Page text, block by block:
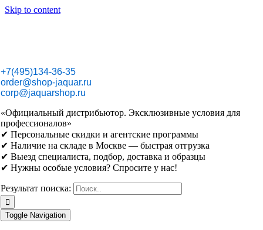
Skip to content
+7(495)134-36-35
order@shop-jaquar.ru
corp@jaquarshop.ru
«Официальный дистрибьютор. Эксклюзивные условия для
профессионалов»
✔ Персональные скидки и агентские программы
✔ Наличие на складе в Москве — быстрая отгрузка
✔ Выезд специалиста, подбор, доставка и образцы
✔ Нужны особые условия? Спросите у нас!
Результат поиска:
Toggle Navigation